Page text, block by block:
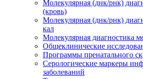
Молекулярная (днк/рнк)
(кровь)
Молекулярная (днк/рнк)
кал
Молекулярная диагностика
Общеклинические
Программы пренатального
Серологические маркеры
заболеваний